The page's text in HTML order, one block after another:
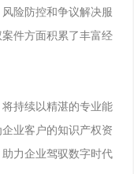
险防控和争议解决服
件方面积累了丰富经
持续以精湛的专业能
业客户的知识产权资
力企业驾驭数字时代